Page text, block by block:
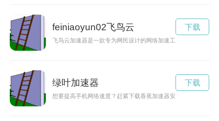
feiniaoyun02飞鸟云
飞鸟云加速器是一款专为网民设计的网络加速工具，能够帮助
下载
绿叶加速器
想要提高手机网络速度？赶紧下载香蕉加速器安卓版，让你畅享
下载